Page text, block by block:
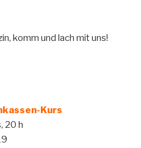
komm und lach mit uns!
Kurs
20 h